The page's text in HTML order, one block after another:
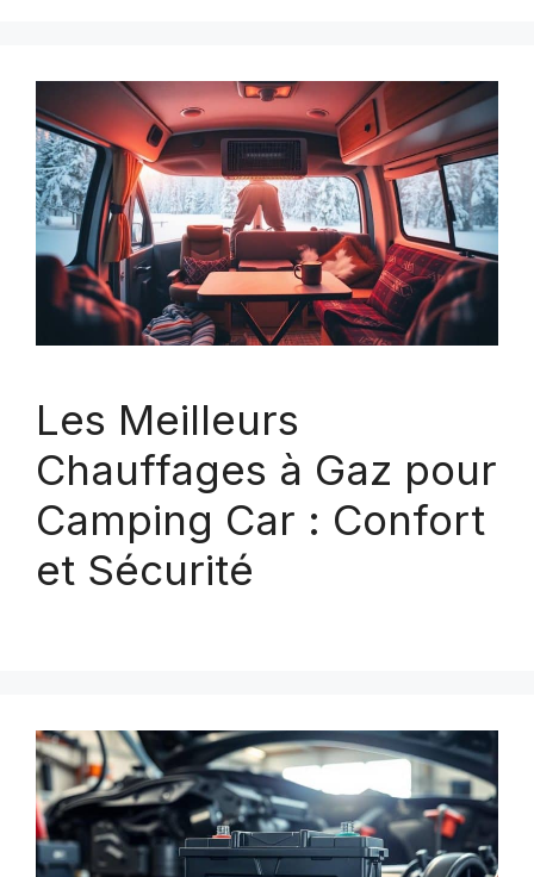
Les Meilleurs
Chauffages à Gaz pour
Camping Car : Confort
et Sécurité